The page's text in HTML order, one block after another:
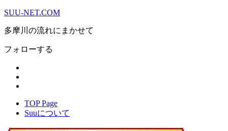
SUU-NET.COM
多摩川の流れにまかせて
フォローする
TOP Page
Suuについて